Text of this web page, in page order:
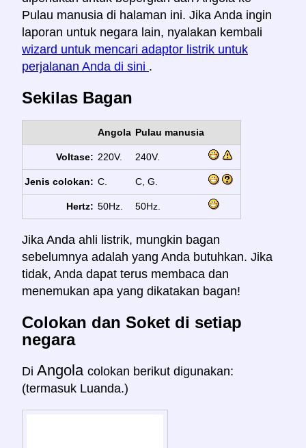
Pulau manusia di halaman ini. Jika Anda ingin
laporan untuk negara lain, nyalakan kembali
wizard untuk mencari adaptor listrik untuk
perjalanan Anda di sini .
Sekilas Bagan
Angola Pulau manusia
Voltase: 220V. 240V.
Jenis colokan: C. C, G.
Hertz: 50Hz. 50Hz.
Jika Anda ahli listrik, mungkin bagan
sebelumnya adalah yang Anda butuhkan. Jika
tidak, Anda dapat terus membaca dan
menemukan apa yang dikatakan bagan!
Colokan dan Soket di setiap
negara
Di Angola colokan berikut digunakan:
(termasuk Luanda.)